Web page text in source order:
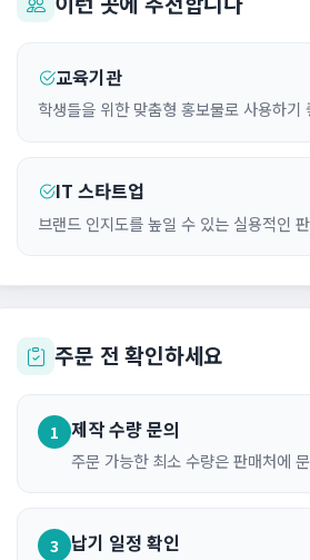
교육기관
학생들을 위한 맞춤형 홍보물로 사용하기
IT 스타트업
브랜드 인지도를 높일 수 있는 실용적인
주문 전 확인하세요
1 제작 수량 문의
주문 가능한 최소 수량은 판매처에
3 납기 일정 확인